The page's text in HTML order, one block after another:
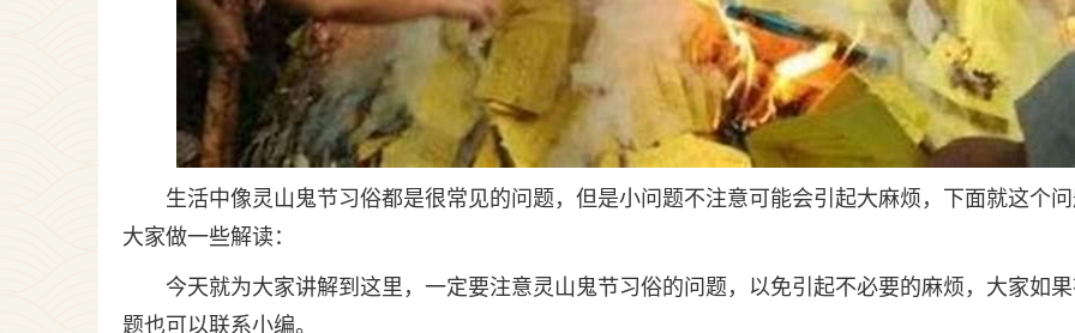
生活中像灵山鬼节习俗都是很常见的问题，但是小问题不注意可能会引起大麻烦，下面就这个
大家做一些解读：
今天就为大家讲解到这里，一定要注意灵山鬼节习俗的问题，以免引起不必要的麻烦，大家如
题也可以联系小编。